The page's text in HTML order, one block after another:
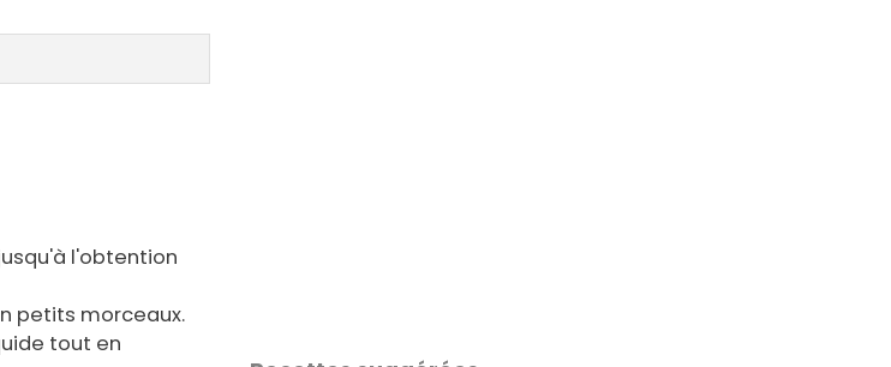
l'obtention
petits morceaux.
tout en